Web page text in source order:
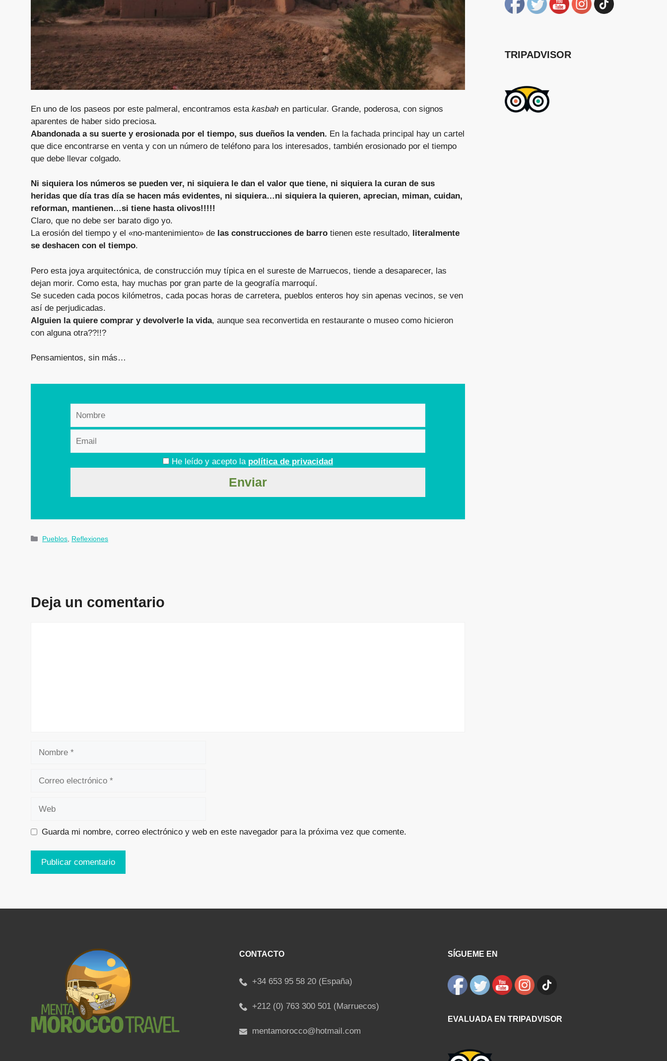
En uno de los paseos por este palmeral, encontramos esta kasbah en particular. Grande, poderosa, con signos
aparentes de haber sido preciosa.
Abandonada a su suerte y erosionada por el tiempo, sus dueños la venden. En la fachada principal hay un cartel
que dice encontrarse en venta y con un número de teléfono para los interesados, también erosionado por el tiempo
que debe llevar colgado.
Ni siquiera los números se pueden ver, ni siquiera le dan el valor que tiene, ni siquiera la curan de sus
heridas que día tras día se hacen más evidentes, ni siquiera…ni siquiera la quieren, aprecian, miman, cuidan,
reforman, mantienen…si tiene hasta olivos!!!!!
Claro, que no debe ser barato digo yo.
La erosión del tiempo y el «no-mantenimiento» de las construcciones de barro tienen este resultado, literalmente
se deshacen con el tiempo.
Pero esta joya arquitectónica, de construcción muy típica en el sureste de Marruecos, tiende a desaparecer, las
dejan morir. Como esta, hay muchas por gran parte de la geografía marroquí.
Se suceden cada pocos kilómetros, cada pocas horas de carretera, pueblos enteros hoy sin apenas vecinos, se ven
así de perjudicadas.
Alguien la quiere comprar y devolverle la vida, aunque sea reconvertida en restaurante o museo como hicieron
con alguna otra??!!?
Pensamientos, sin más…
He leído y acepto la política de privacidad
Pueblos Reflexiones
Deja un comentario
Guarda mi nombre, correo electrónico y web en este navegador para la próxima vez que comente.
TRIPADVISOR
CONTACTO
+34 653 95 58 20 (España)
+212 (0) 763 300 501 (Marruecos)
mentamorocco@hotmail.com
SÍGUEME EN
EVALUADA EN TRIPADVISOR